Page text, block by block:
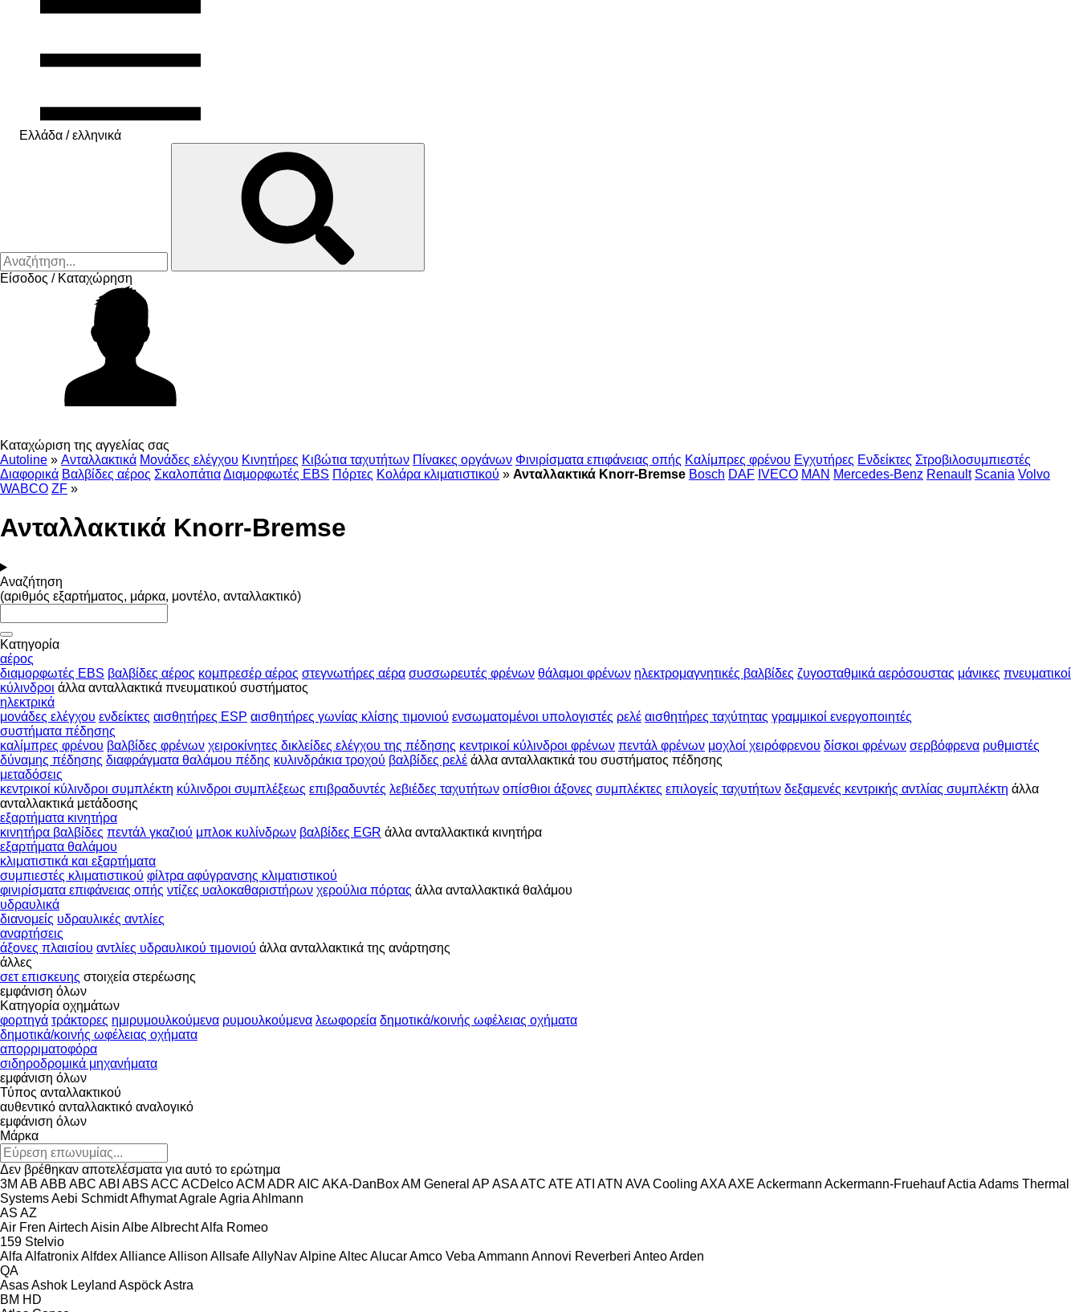
Ελλάδα / ελληνικά
Είσοδος / Καταχώρηση
Καταχώριση της αγγελίας σας
Autoline » Ανταλλακτικά Μονάδες ελέγχου Κινητήρες Κιβώτια ταχυτήτων Πίνακες οργάνων Φινιρίσματα επιφάνειας οπής Καλίμπρες φρένου Εγχυτήρες Ενδείκτες Στροβιλοσυμπιεστές
Διαφορικά Βαλβίδες αέρος ΣκαλοπάτιαΔιαμορφωτές EBS Πόρτες Κολάρα κλιματιστικού » Ανταλλακτικά Knorr-Bremse Bosch DAF IVECO MAN Mercedes-Benz Renault Scania Volvo
WABCO ZF »
Ανταλλακτικά Knorr-Bremse
Αναζήτηση
(αριθμός εξαρτήματος, μάρκα, μοντέλο, ανταλλακτικό)
Κατηγορία
αέρος
διαμορφωτές EBS βαλβίδες αέρος κομπρεσέρ αέρος στεγνωτήρες αέρα συσσωρευτές φρένων θάλαμοι φρένων ηλεκτρομαγνητικές βαλβίδες ζυγοσταθμικά αερόσουστας μάνικες πνευματικοί
κύλινδροι άλλα ανταλλακτικά πνευματικού συστήματος
ηλεκτρικά
μονάδες ελέγχου ενδείκτες αισθητήρες ESP αισθητήρες γωνίας κλίσης τιμονιού ενσωματομένοι υπολογιστές ρελέ αισθητήρες ταχύτητας γραμμικοί ενεργοποιητές
συστήματα πέδησης
καλίμπρες φρένου βαλβίδες φρένων χειροκίνητες δικλείδες ελέγχου της πέδησης κεντρικοί κύλινδροι φρένων πεντάλ φρένων μοχλοί χειρόφρενου δίσκοι φρένων σερβόφρενα ρυθμιστές
δύναμης πέδησης διαφράγματα θαλάμου πέδης κυλινδράκια τροχού βαλβίδες ρελέ άλλα ανταλλακτικά του συστήματος πέδησης
μεταδόσεις
κεντρικοί κύλινδροι συμπλέκτη κύλινδροι συμπλέξεως επιβραδυντές λεβιέδες ταχυτήτων οπίσθιοι άξονες συμπλέκτες επιλογείς ταχυτήτων δεξαμενές κεντρικής αντλίας συμπλέκτη άλλα
ανταλλακτικά μετάδοσης
εξαρτήματα κινητήρα
κινητήρα βαλβίδες πεντάλ γκαζιού μπλοκ κυλίνδρων βαλβίδες EGR άλλα ανταλλακτικά κινητήρα
εξαρτήματα θαλάμου
κλιματιστικά και εξαρτήματα
συμπιεστές κλιματιστικού φίλτρα αφύγρανσης κλιματιστικού
φινιρίσματα επιφάνειας οπής ντίζες υαλοκαθαριστήρων χερούλια πόρτας άλλα ανταλλακτικά θαλάμου
υδραυλικά
διανομείς υδραυλικές αντλίες
αναρτήσεις
άξονες πλαισίου αντλίες υδραυλικού τιμονιού άλλα ανταλλακτικά της ανάρτησης
άλλες
σετ επισκευης στοιχεία στερέωσης
εμφάνιση όλων
Κατηγορία οχημάτων
φορτηγά τράκτορες ημιρυμουλκούμενα ρυμουλκούμενα λεωφορεία δημοτικά/κοινής ωφέλειας οχήματα
δημοτικά/κοινής ωφέλειας οχήματα
απορριματοφόρα
σιδηροδρομικά μηχανήματα
εμφάνιση όλων
Τύπος ανταλλακτικού
αυθεντικό ανταλλακτικό αναλογικό
εμφάνιση όλων
Μάρκα
Δεν βρέθηκαν αποτελέσματα για αυτό το ερώτημα
3M AB ABB ABC ABI ABS ACC ACDelcoACM ADR AIC AKA-DanBoxAM General AP ASAATC ATE ATI ATN AVA Cooling AXAAXE Ackermann Ackermann-FruehaufActia Adams Thermal
SystemsAebi SchmidtAfhymatAgraleAgria Ahlmann
AS AZ
Air Fren Airtech Aisin AlbeAlbrechtAlfa Romeo
159 Stelvio
Alfa AlfatronixAlfdexAllianceAllison AllsafeAllyNavAlpineAltecAlucarAmco Veba Ammann Annovi Reverberi AnteoArden
QA
AsasAshok Leyland AspöckAstra
BM HD